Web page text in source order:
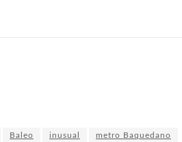
Baleo inusual metro Baquedano